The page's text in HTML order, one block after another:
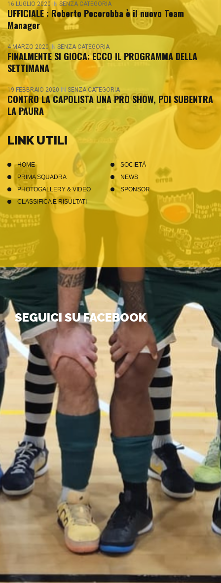
16 LUGLIO 2020 IN SENZA CATEGORIA
UFFICIALE : Roberto Pocorobba è il nuovo Team
Manager
4 MARZO 2020 IN SENZA CATEGORIA
FINALMENTE SI GIOCA: ECCO IL PROGRAMMA DELLA
SETTIMANA
19 FEBBRAIO 2020 IN SENZA CATEGORIA
CONTRO LA CAPOLISTA UNA PRO SHOW, POI SUBENTRA
LA PAURA
LINK UTILI
HOME
SOCIETÀ
PRIMA SQUADRA
NEWS
PHOTOGALLERY & VIDEO
SPONSOR
CLASSIFICA E RISULTATI
SEGUICI SU FACEBOOK